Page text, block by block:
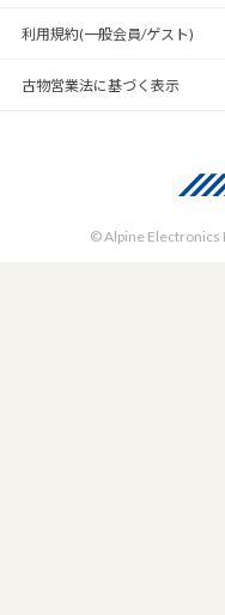
利用規約(一般会員/ゲスト)
古物営業法に基づく表示
© Alpine Electronics